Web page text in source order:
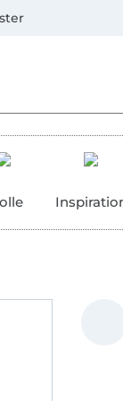
Kauf auf